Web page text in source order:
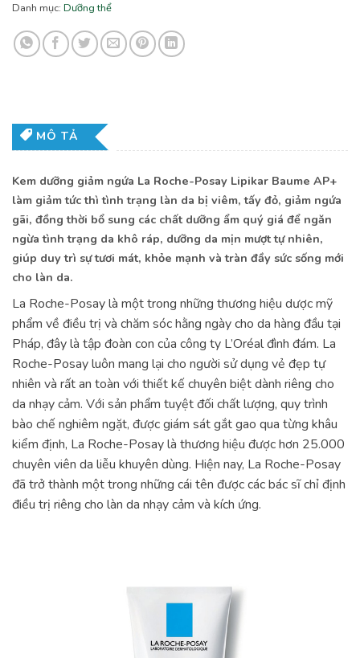
Danh mục: Dưỡng thể
MÔ TẢ
Kem dưỡng giảm ngứa La Roche-Posay Lipikar Baume AP+
làm giảm tức thì tình trạng làn da bị viêm, tấy đỏ, giảm ngứa
gãi, đồng thời bổ sung các chất dưỡng ẩm quý giá để ngăn
ngừa tình trạng da khô ráp, dưỡng da mịn mượt tự nhiên,
giúp duy trì sự tươi mát, khỏe mạnh và tràn đầy sức sống mới
cho làn da.
La Roche-Posay là một trong những thương hiệu dược mỹ
phẩm về điều trị và chăm sóc hằng ngày cho da hàng đầu tại
Pháp, đây là tập đoàn con của công ty L’Oréal đình đám. La
Roche-Posay luôn mang lại cho người sử dụng vẻ đẹp tự
nhiên và rất an toàn với thiết kế chuyên biệt dành riêng cho
da nhạy cảm. Với sản phẩm tuyệt đối chất lượng, quy trình
bào chế nghiêm ngặt, được giám sát gắt gao qua từng khâu
kiểm định, La Roche-Posay là thương hiệu được hơn 25.000
chuyên viên da liễu khuyên dùng. Hiện nay, La Roche-Posay
đã trở thành một trong những cái tên được các bác sĩ chỉ định
điều trị riêng cho làn da nhạy cảm và kích ứng.